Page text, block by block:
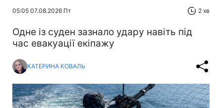
05:05 07.08.2026 Пт 2 хв
Одне із суден зазнало удару навіть під
час евакуації екіпажу
КАТЕРИНА КОВАЛЬ